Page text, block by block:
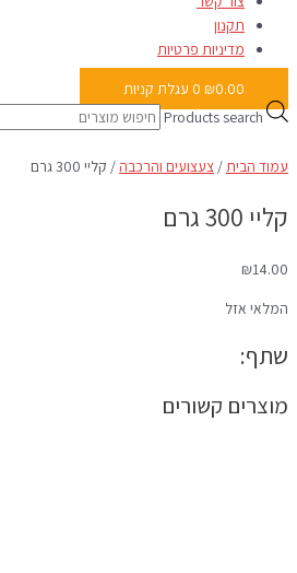
תקנון
מדיניות פרטיות
₪0.00
0 עגלת קניות
Products search
עמוד הבית/ צעצועים והרכבה / קליי 300 גרם
קליי 300 גרם
₪14.00
המלאי אזל
שתף:
מוצרים קשורים